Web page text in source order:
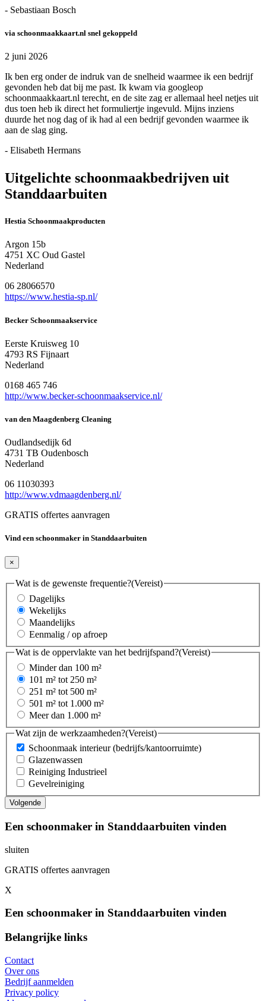
- Sebastiaan Bosch
via schoonmaakkaart.nl snel gekoppeld
2 juni 2026
Ik ben erg onder de indruk van de snelheid waarmee ik een bedrijf
gevonden heb dat bij me past. Ik kwam via googleop
schoonmaakkaart.nl terecht, en de site zag er allemaal heel netjes uit
dus toen heb ik direct het formuliertje ingevuld. Mijns inziens
duurde het nog dag of ik had al een bedrijf gevonden waarmee ik
aan de slag ging.
- Elisabeth Hermans
Uitgelichte schoonmaakbedrijven uit
Standdaarbuiten
Hestia Schoonmaakproducten
Argon 15b
4751 XC Oud Gastel
Nederland
06 28066570
https://www.hestia-sp.nl/
Becker Schoonmaakservice
Eerste Kruisweg 10
4793 RS Fijnaart
Nederland
0168 465 746
http://www.becker-schoonmaakservice.nl/
van den Maagdenberg Cleaning
Oudlandsedijk 6d
4731 TB Oudenbosch
Nederland
06 11030393
http://www.vdmaagdenberg.nl/
GRATIS offertes aanvragen
Vind een schoonmaker in Standdaarbuiten
×
Wat is de gewenste frequentie?(Vereist)
Dagelijks
Wekelijks
Maandelijks
Eenmalig / op afroep
Wat is de oppervlakte van het bedrijfspand?(Vereist)
Minder dan 100 m²
101 m² tot 250 m²
251 m² tot 500 m²
501 m² tot 1.000 m²
Meer dan 1.000 m²
Wat zijn de werkzaamheden?(Vereist)
Schoonmaak interieur (bedrijfs/kantoorruimte)
Glazenwassen
Reiniging Industrieel
Gevelreiniging
Een schoonmaker in Standdaarbuiten vinden
sluiten
GRATIS offertes aanvragen
X
Een schoonmaker in Standdaarbuiten vinden
Belangrijke links
Contact
Over ons
Bedrijf aanmelden
Privacy policy